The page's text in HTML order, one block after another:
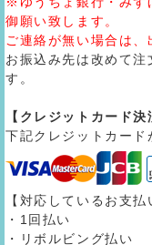
御願い致します。
ご連絡が無い場合は、
お振込み先は改めて注
す。
【クレジットカード決
下記クレジットカード
【対応しているお支
・1回払い
・リボルビング払い